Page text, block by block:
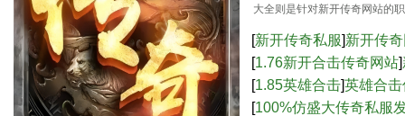
大全则是针对新开传奇网站的
[新开传奇私服]新开传
[1.76新开合击传奇网站]
[1.85英雄合击]英雄合
[100%仿盛大传奇私服